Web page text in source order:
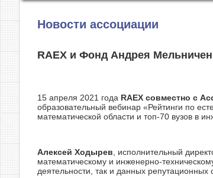
Новости ассоциации
RAEX и Фонд Андрея
15 апреля 2021 года RAEX совместно с
образовательный вебинар «Рейтинги по
математической области и топ-70 вузов в
Алексей Ходырев, исполнительный
математическому и инженерно-
деятельности, так и данных